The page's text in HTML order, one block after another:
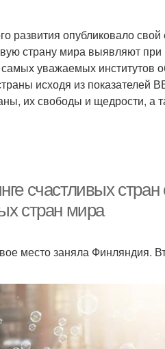
развития опубликовало
страну мира выявляют
уважаемых институтов
исходя из показателей
их свободы и щедрости, а
счастливых
стран мира
место заняла Финляндия.